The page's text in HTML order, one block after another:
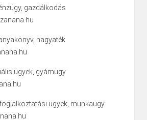
gazdálkodás
hagyaték
ügyek, gyámügy
ügyek, munkaügy